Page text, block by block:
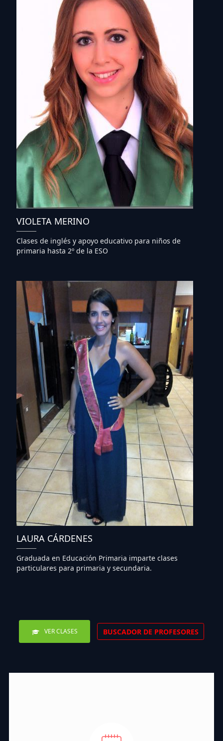
VIOLETA MERINO
Clases de inglés y apoyo educativo para niños de
primaria hasta 2º de la ESO
LAURA CÁRDENES
Graduada en Educación Primaria imparte clases
particulares para primaria y secundaria.
VER CLASES BUSCADOR DE PROFESORES